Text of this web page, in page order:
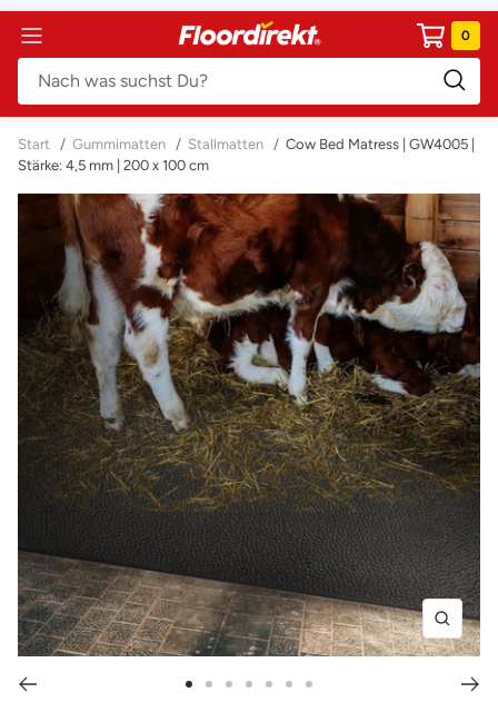
Direkt
zum
Inhalt
Navigation
AT
Floordirekt
0
Start / Gummimatten / Stallmatten / Cow Bed Matress | GW4005 |
Stärke: 4,5 mm | 200 x 100 cm
Zoom